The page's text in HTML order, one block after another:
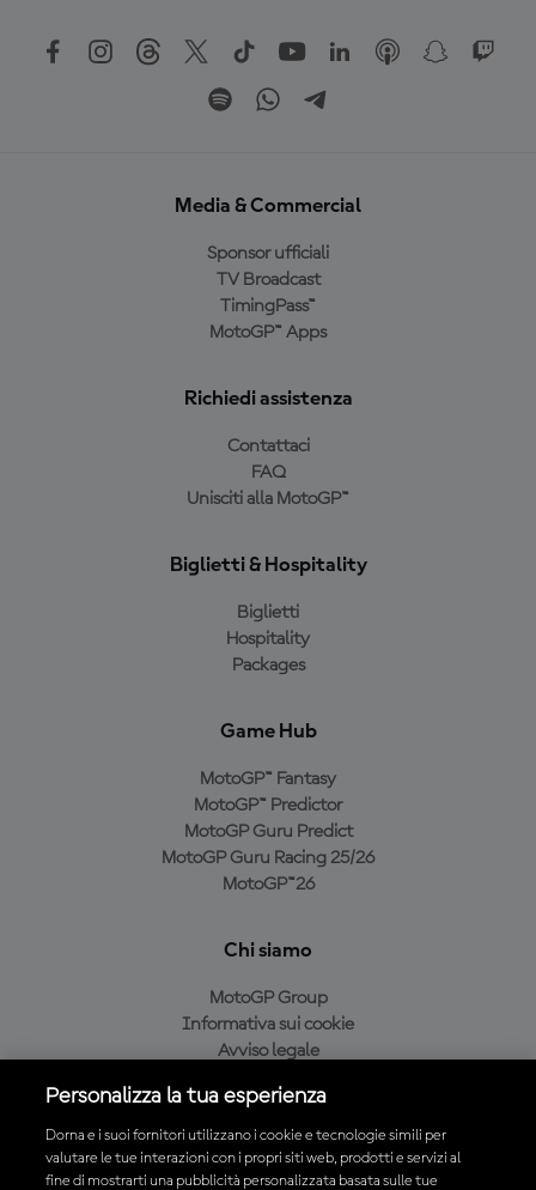
Media & Commercial
Sponsor ufficiali
TV Broadcast
TimingPass™
MotoGP™ Apps
Richiedi assistenza
Contattaci
FAQ
Unisciti alla MotoGP™
Biglietti & Hospitality
Biglietti
Hospitality
Packages
Game Hub
MotoGP™ Fantasy
MotoGP™ Predictor
MotoGP Guru Predict
MotoGP Guru Racing 25/26
MotoGP™26
Chi siamo
MotoGP Group
Informativa sui cookie
Avviso legale
Condizioni di acquisto
Personalizza la tua esperienza
Dorna e i suoi fornitori utilizzano i cookie e tecnologie simili per
valutare le tue interazioni con i propri siti web, prodotti e servizi al
fine di mostrarti una pubblicità personalizzata basata sulle tue